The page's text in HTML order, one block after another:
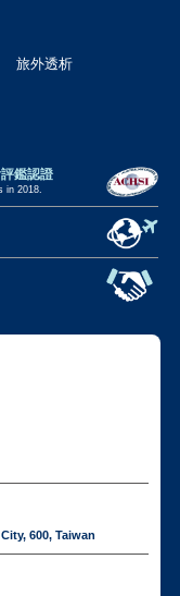
旅外透析
鑑認證
in 2018.
600, Taiwan